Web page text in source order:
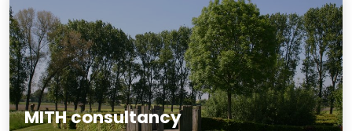
MITH consultancy